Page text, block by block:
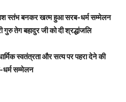
स्तंभ बनकर खत्म हुआ सरब-धर्म सम्मेलन
तेग बहादुर जी को दी श्रद्धांजलि
धार्मिक स्वतंत्रता और सत्य पर पहरा देने की
धर्म सम्मेलन